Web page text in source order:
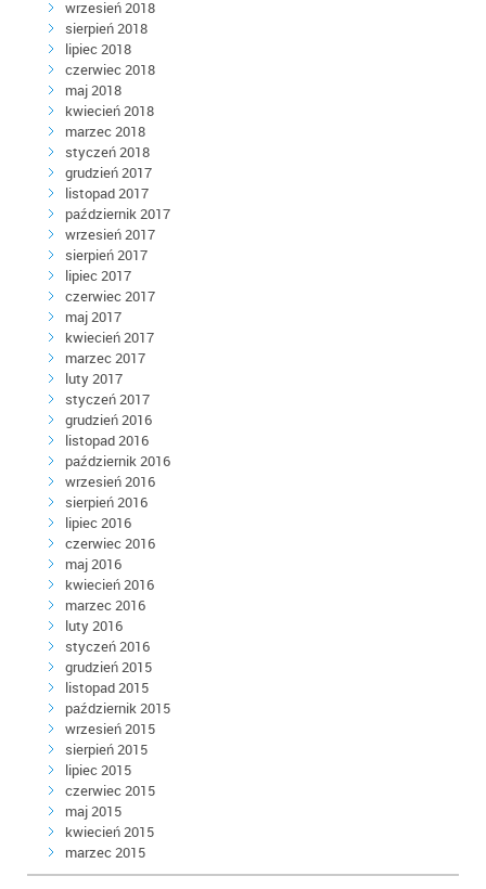
wrzesień 2018
sierpień 2018
lipiec 2018
czerwiec 2018
maj 2018
kwiecień 2018
marzec 2018
styczeń 2018
grudzień 2017
listopad 2017
październik 2017
wrzesień 2017
sierpień 2017
lipiec 2017
czerwiec 2017
maj 2017
kwiecień 2017
marzec 2017
luty 2017
styczeń 2017
grudzień 2016
listopad 2016
październik 2016
wrzesień 2016
sierpień 2016
lipiec 2016
czerwiec 2016
maj 2016
kwiecień 2016
marzec 2016
luty 2016
styczeń 2016
grudzień 2015
listopad 2015
październik 2015
wrzesień 2015
sierpień 2015
lipiec 2015
czerwiec 2015
maj 2015
kwiecień 2015
marzec 2015